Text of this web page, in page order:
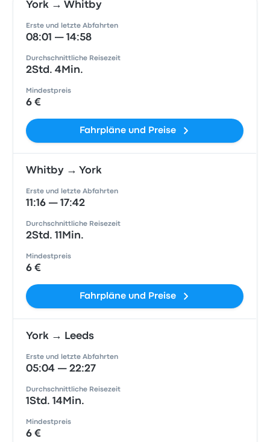
York → Whitby
Erste und letzte Abfahrten
08:01 — 14:58
Durchschnittliche Reisezeit
2Std. 4Min.
Mindestpreis
6 €
Fahrpläne und Preise
Whitby → York
Erste und letzte Abfahrten
11:16 — 17:42
Durchschnittliche Reisezeit
2Std. 11Min.
Mindestpreis
6 €
Fahrpläne und Preise
York → Leeds
Erste und letzte Abfahrten
05:04 — 22:27
Durchschnittliche Reisezeit
1Std. 14Min.
Mindestpreis
6 €